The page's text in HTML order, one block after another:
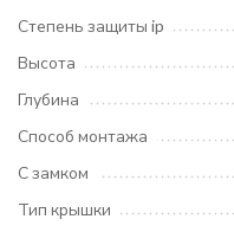
Степень защиты ip
Высота
Глубина
Способ монтажа
С замком
Тип крышки